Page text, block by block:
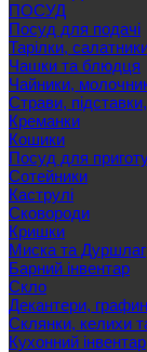
ПОСУД
Посуд для подачі
Тарілки,
Чашки та блюдця
Чайники,
Страви,
Креманки
Кошики
Посуд для
Сотейники
Каструлі
Сковороди
Кришки
Миска та Дуршлаг
Барний інвентар
Скло
Декантери,
Склянки, келихи
Кухонний інвентар